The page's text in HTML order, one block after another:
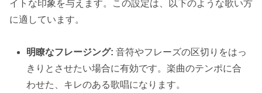
イトな印象を与えます。この設定は、以下のような歌い方
に適しています。
明瞭なフレージング: 音符やフレーズの区切りをはっ
きりとさせたい場合に有効です。楽曲のテンポに合
わせた、キレのある歌唱になります。